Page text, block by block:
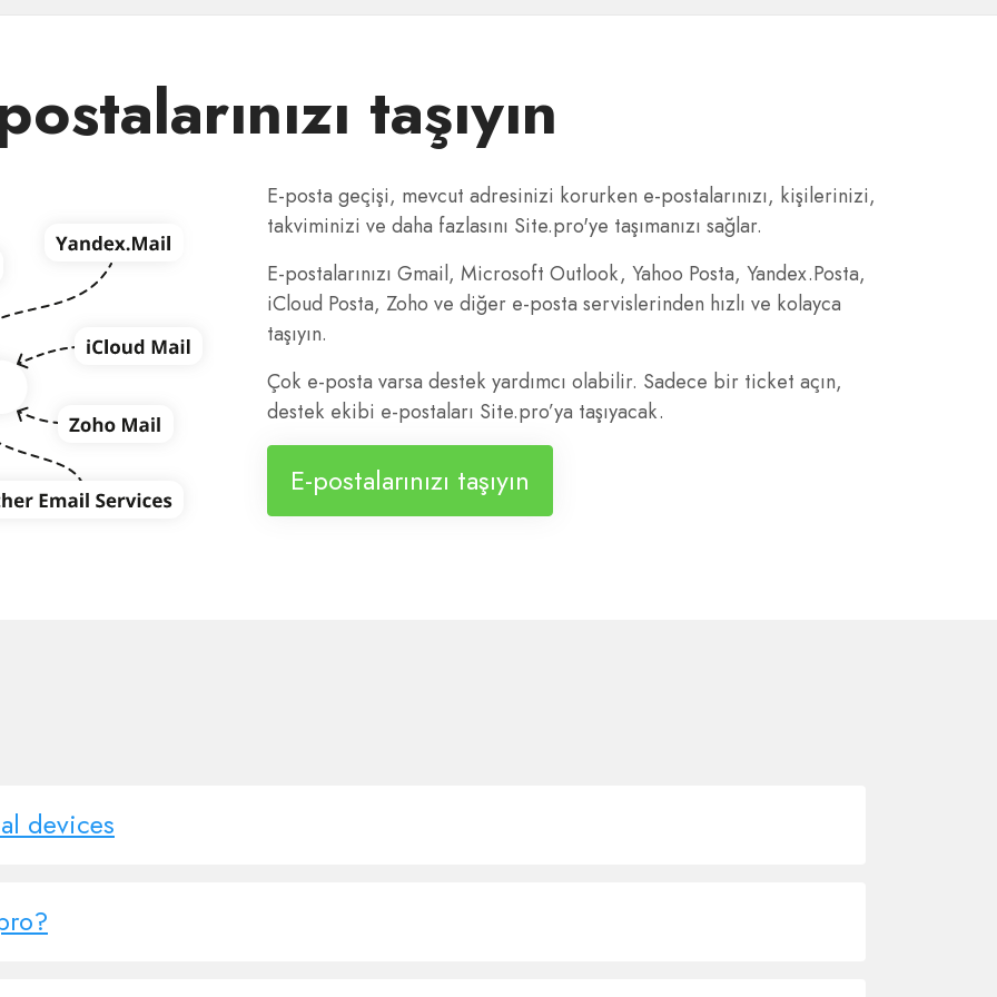
taşıyın
E-posta geçişi, mevcut adresinizi korurken e-postalarınızı, kişilerinizi,
takviminizi ve daha fazlasını Site.pro'ye taşımanızı sağlar.
E-postalarınızı Gmail, Microsoft Outlook, Yahoo Posta, Yandex.Posta,
iCloud Posta, Zoho ve diğer e-posta servislerinden hızlı ve kolayca
taşıyın.
Çok e-posta varsa destek yardımcı olabilir. Sadece bir ticket açın,
destek ekibi e-postaları Site.pro’ya taşıyacak.
E-postalarınızı taşıyın
devices